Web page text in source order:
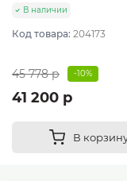
В наличии
Код товара: 204173
45 778 р -10%
41 200 р
В